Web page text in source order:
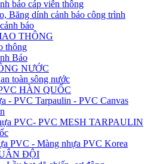
báo cáp viễn thông
Băng dính cảnh báo công trình
báo
THÔNG
thông
Báo
NƯỚC
toàn sông nước
HÀN QUỐC
- PVC Tarpaulin - PVC Canvas
PVC- PVC MESH TARPAULIN
PVC - Màng nhựa PVC Korea
ĐỘI